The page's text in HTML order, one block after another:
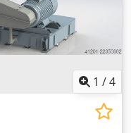
1 /4